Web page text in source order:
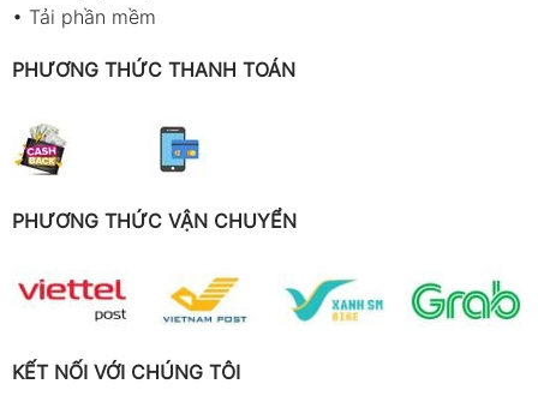
• Tải phần mềm
PHƯƠNG THỨC THANH TOÁN
PHƯƠNG THỨC VẬN CHUYỂN
KẾT NỐI VỚI CHÚNG TÔI